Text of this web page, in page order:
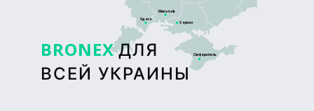
BRONEX ДЛЯ
ВСЕЙ УКРАИНЫ
Сімферополь
Херсон
Миколаїв
Одеса